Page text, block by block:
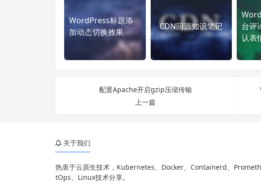
WordPress标题添
加动态切换效果
CDN回源知识笔记
台评
认表
配置Apache开启gzip压缩传输
上一篇
关于我们
热衷于云原生技术，Kubernetes、Docker、Containerd、
tOps、Linux技术分享。